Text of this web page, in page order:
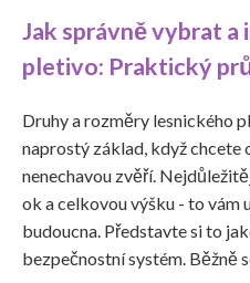
Jak správně vybrat
pletivo: Praktický
Druhy a rozměry lesnického
naprostý základ, když
nenechavou zvěří.
ok a celkovou výšku - to vám
budoucna. Představte si to
bezpečnostní systém. Běžně